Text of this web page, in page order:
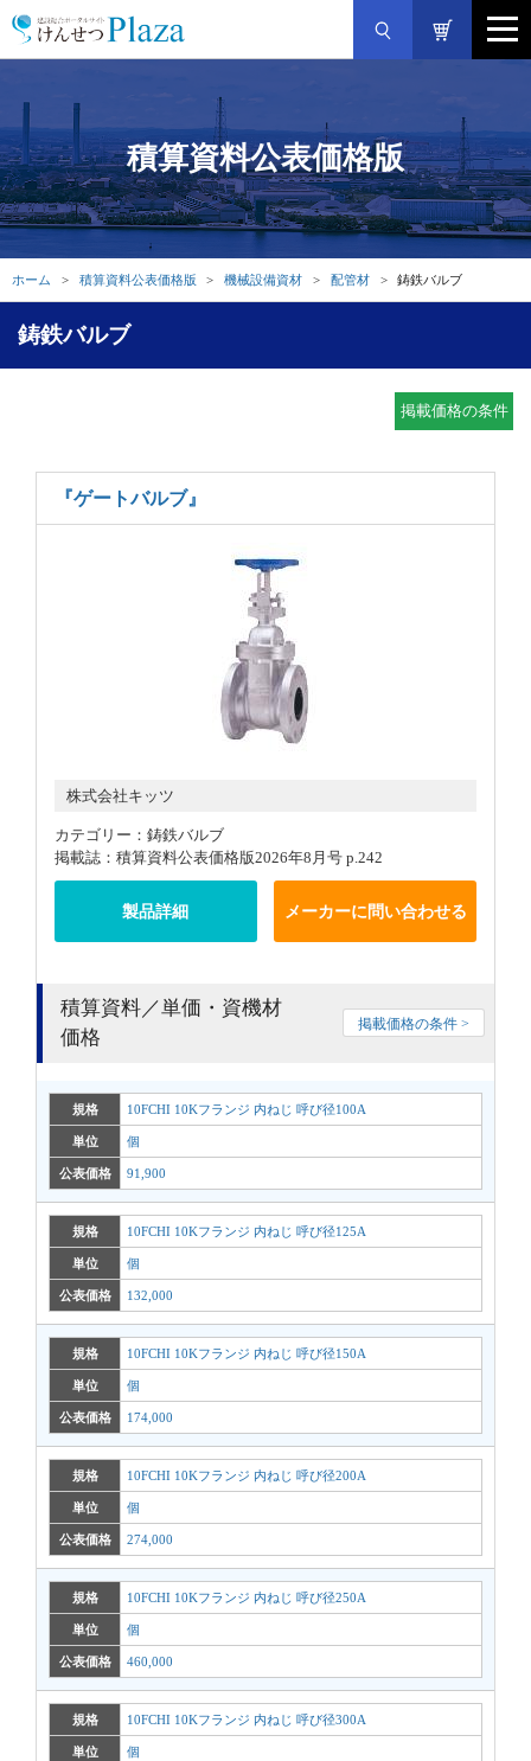
積算資料公表価格版
ホーム 積算資料公表価格版 機械設備資材 配管材 鋳鉄バルブ
鋳鉄バルブ
掲載価格の条件
『ゲートバルブ』
株式会社キッツ
カテゴリー：鋳鉄バルブ
掲載誌：積算資料公表価格版2026年8月号 p.242
製品詳細 メーカーに問い合わせる
積算資料／単価・資機材
価格
掲載価格の条件 >
規格 10FCHI 10Kフランジ 内ねじ 呼び径100A
単位 個
公表価格 91,900
規格 10FCHI 10Kフランジ 内ねじ 呼び径125A
単位 個
公表価格 132,000
規格 10FCHI 10Kフランジ 内ねじ 呼び径150A
単位 個
公表価格 174,000
規格 10FCHI 10Kフランジ 内ねじ 呼び径200A
単位 個
公表価格 274,000
規格 10FCHI 10Kフランジ 内ねじ 呼び径250A
単位 個
公表価格 460,000
規格 10FCHI 10Kフランジ 内ねじ 呼び径300A
単位 個